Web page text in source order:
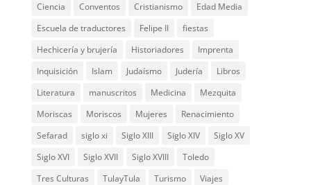
Ciencia
Conventos Cristianismo
Edad Media
Escuela de traductores
Felipe II
fiestas
Hechicería y brujería
Historiadores
Imprenta
Inquisición
Islam Judaísmo Judería
Libros
Literatura
manuscritos Medicina
Mezquita
Moriscas
Moriscos Mujeres
Renacimiento
Sefarad
siglo xi Siglo XIII Siglo XIV
Siglo XV
Siglo XVI
Siglo XVII Siglo XVIII
Toledo
Tres Culturas
TulayTula Turismo Viajes